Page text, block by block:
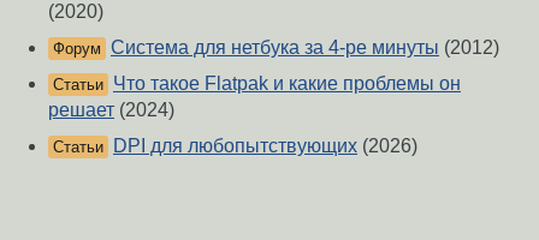
(2020)
Форум Система для нетбука за 4-ре минуты (2012)
Статьи Что такое Flatpak и какие проблемы он
решает (2024)
Статьи DPI для любопытствующих (2026)